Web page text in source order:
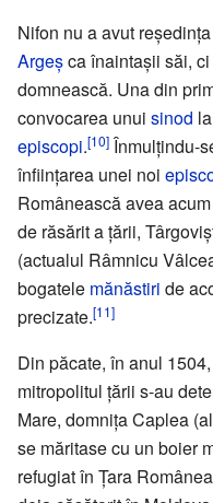
Nifon nu a avut
Argeșca înaintașii săi,
domnească. Una din
convocarea unui sinod
episcopi.[10] Înmulțindu-
înființarea unei noi
Românească avea
de răsărit a țării,
(actualul Râmnicu
bogatele mănăstiri de
precizate.[11]
Din păcate, în anul
mitropolitul țării s-au
Mare, domnița Caplea
se măritase cu un boier
refugiat în Țara